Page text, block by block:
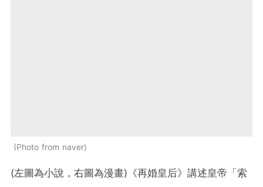
Photo from naver
(左圖為小說，右圖為漫畫)《再婚皇后》講述皇帝「索